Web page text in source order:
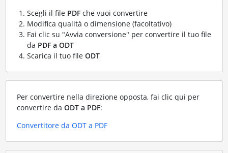
Scegli il file PDFche vuoi convertire
Modifica qualità o dimensione (facoltativo)
Fai clic su "Avvia conversione" per convertire il tuo file
da PDF a ODT
Scarica il tuo file ODT
Per convertire nella direzione opposta, fai clic qui per
convertire da ODT a PDF:
Convertitore da ODT a PDF